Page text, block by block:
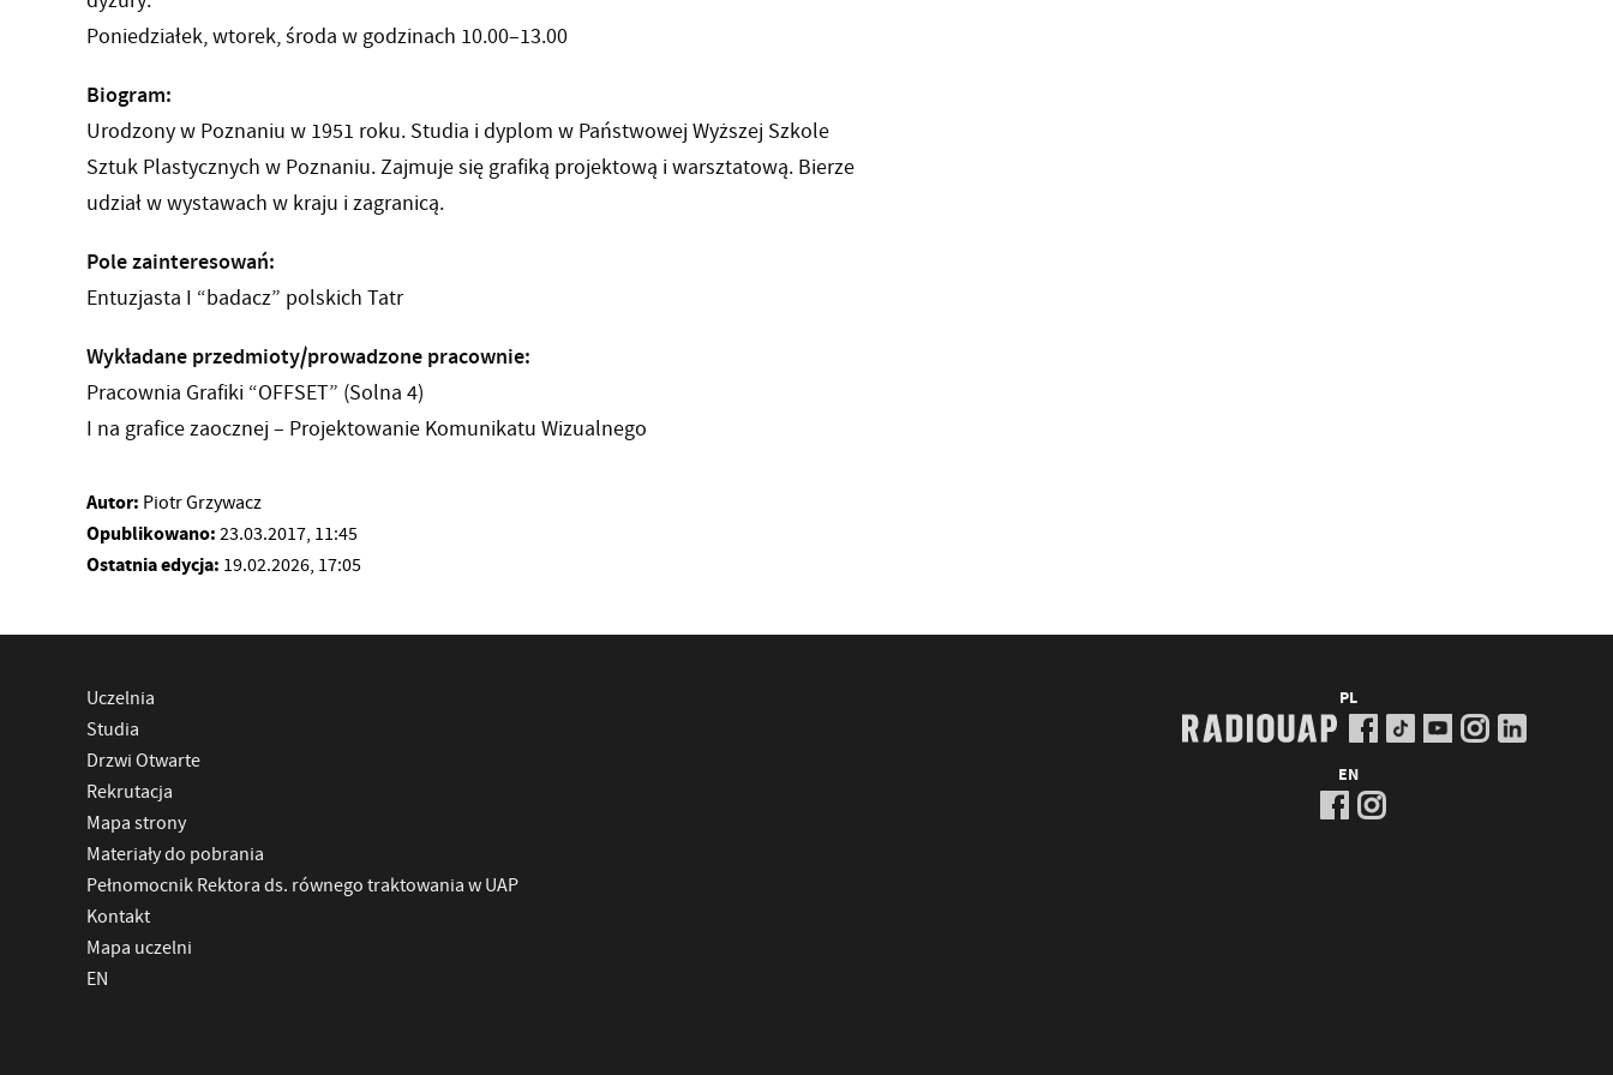
Poniedziałek, wtorek, środa w godzinach 10.00–13.00
Biogram:
Urodzony w Poznaniu w 1951 roku. Studia i dyplom w Państwowej Wyższej Szkole
Sztuk Plastycznych w Poznaniu. Zajmuje się grafiką projektową i warsztatową. Bierze
udział w wystawach w kraju i zagranicą.
Pole zainteresowań:
Entuzjasta I “badacz” polskich Tatr
Wykładane przedmioty/prowadzone pracownie:
Pracownia Grafiki “OFFSET” (Solna 4)
I na grafice zaocznej – Projektowanie Komunikatu Wizualnego
Autor: Piotr Grzywacz
Opublikowano: 23.03.2017, 11:45
Ostatnia edycja: 19.02.2026, 17:05
Uczelnia
Studia
Drzwi Otwarte
Rekrutacja
Mapa strony
Materiały do pobrania
Pełnomocnik Rektora ds. równego traktowania w UAP
Kontakt
Mapa uczelni
EN
PL
EN